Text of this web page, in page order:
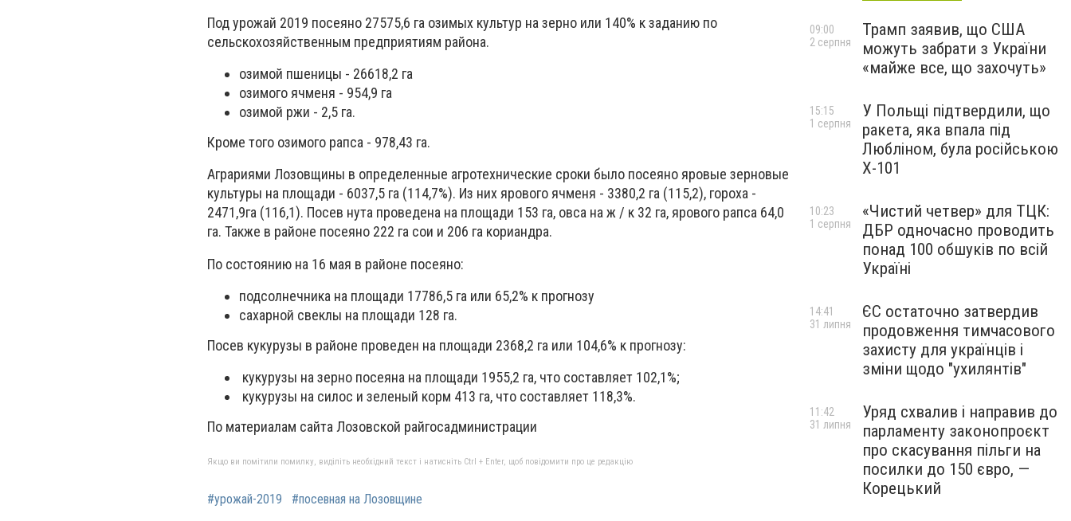
Под урожай 2019 посеяно 27575,6 га озимых культур на зерно или 140% к заданию по
сельскохозяйственным предприятиям района.
озимой пшеницы - 26618,2 га
озимого ячменя - 954,9 га
озимой ржи - 2,5 га.
Кроме того озимого рапса - 978,43 га.
Аграриями Лозовщины в определенные агротехнические сроки было посеяно яровые зерновые
культуры на площади - 6037,5 га (114,7%). Из них ярового ячменя - 3380,2 га (115,2), гороха -
2471,9га (116,1). Посев нута проведена на площади 153 га, овса на ж / к 32 га, ярового рапса 64,0
га. Также в районе посеяно 222 га сои и 206 га кориандра.
По состоянию на 16 мая в районе посеяно:
подсолнечника на площади 17786,5 га или 65,2% к прогнозу
сахарной свеклы на площади 128 га.
Посев кукурузы в районе проведен на площади 2368,2 га или 104,6% к прогнозу:
кукурузы на зерно посеяна на площади 1955,2 га, что составляет 102,1%;
кукурузы на силос и зеленый корм 413 га, что составляет 118,3%.
По материалам сайта Лозовской райгосадминистрации
Якщо ви помітили помилку, виділіть необхідний текст і натисніть Ctrl + Enter, щоб повідомити про це редакцію
#урожай-2019 #посевная на Лозовщине
Трамп заявив, що США
можуть забрати з України
«майже все, що захочуть»
09:00
2 серпня
У Польщі підтвердили, що
ракета, яка впала під
Любліном, була російською
Х-101
15:15
1 серпня
«Чистий четвер» для ТЦК:
ДБР одночасно проводить
понад 100 обшуків по всій
Україні
10:23
1 серпня
ЄС остаточно затвердив
продовження тимчасового
захисту для українців і
зміни щодо "ухилянтів"
14:41
31 липня
Уряд схвалив і направив до
парламенту законопроєкт
про скасування пільги на
посилки до 150 євро, —
Корецький
11:42
31 липня